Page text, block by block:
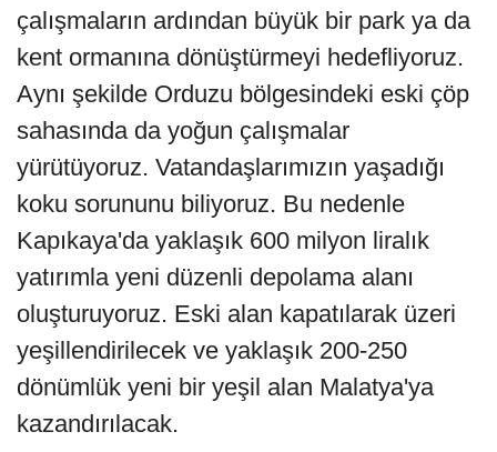
çalışmaların ardından büyük bir park ya da
kent ormanına dönüştürmeyi hedefliyoruz.
Aynı şekilde Orduzu bölgesindeki eski çöp
sahasında da yoğun çalışmalar
yürütüyoruz. Vatandaşlarımızın yaşadığı
koku sorununu biliyoruz. Bu nedenle
Kapıkaya'da yaklaşık 600 milyon liralık
yatırımla yeni düzenli depolama alanı
oluşturuyoruz. Eski alan kapatılarak üzeri
yeşillendirilecek ve yaklaşık 200-250
dönümlük yeni bir yeşil alan Malatya'ya
kazandırılacak.